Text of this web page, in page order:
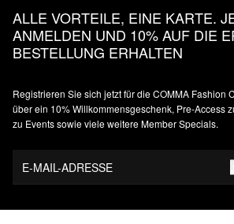
ALLE VORTEILE, EINE KARTE.
ANMELDEN UND 10% AUF DIE
BESTELLUNG ERHALTEN
Registrieren Sie sich jetzt für die COMMA Fashion
über ein 10% Willkommensgeschenk, Pre-Access
zu Events sowie viele weitere Member Specials.
E-MAIL-ADRESSE